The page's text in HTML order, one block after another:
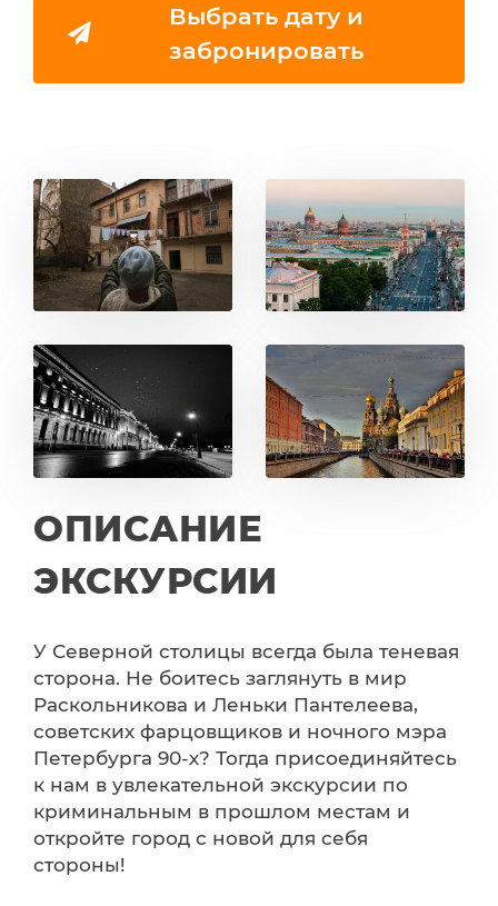
Выбрать дату и
забронировать
ОПИСАНИЕ
ЭКСКУРСИИ
У Северной столицы всегда была теневая
сторона. Не боитесь заглянуть в мир
Раскольникова и Леньки Пантелеева,
советских фарцовщиков и ночного мэра
Петербурга 90-х? Тогда присоединяйтесь
к нам в увлекательной экскурсии по
криминальным в прошлом местам и
откройте город с новой для себя
стороны!